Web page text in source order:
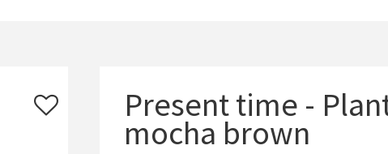
Present time -
mocha brown